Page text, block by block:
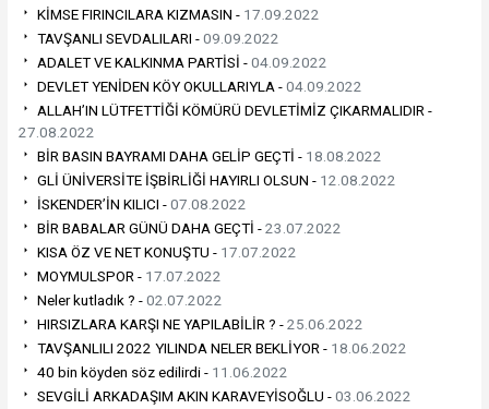
KİMSE FIRINCILARA KIZMASIN - 17.09.2022
TAVŞANLI SEVDALILARI -09.09.2022
ADALET VE KALKINMA PARTİSİ -04.09.2022
DEVLET YENİDEN KÖY OKULLARIYLA -04.09.2022
ALLAH’IN LÜTFETTİĞİ KÖMÜRÜ DEVLETİMİZ ÇIKARMALIDIR -
27.08.2022
BİR BASIN BAYRAMI DAHA GELİP GEÇTİ - 18.08.2022
GLİ ÜNİVERSİTE İŞBİRLİĞİ HAYIRLI OLSUN - 12.08.2022
İSKENDER’İN KILICI -07.08.2022
BİR BABALAR GÜNÜ DAHA GEÇTİ -23.07.2022
KISA ÖZ VE NET KONUŞTU - 17.07.2022
MOYMULSPOR - 17.07.2022
Neler kutladık ? -02.07.2022
HIRSIZLARA KARŞI NE YAPILABİLİR ? -25.06.2022
TAVŞANLILI 2022 YILINDA NELER BEKLİYOR - 18.06.2022
40 bin köyden söz edilirdi - 11.06.2022
SEVGİLİ ARKADAŞIM AKIN KARAVEYİSOĞLU -03.06.2022